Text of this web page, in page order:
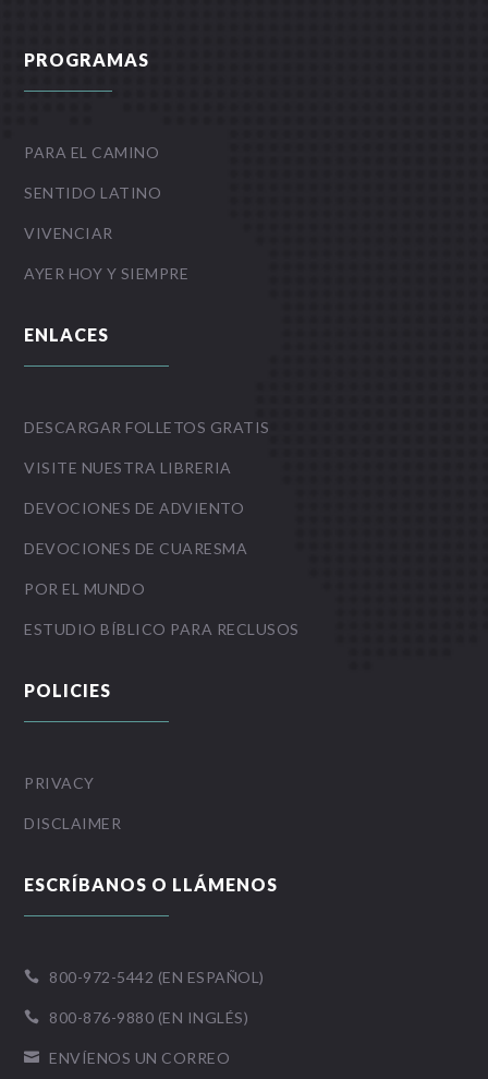
PROGRAMAS
PARA EL CAMINO
SENTIDO LATINO
VIVENCIAR
AYER HOY Y SIEMPRE
ENLACES
DESCARGAR FOLLETOS GRATIS
VISITE NUESTRA LIBRERIA
DEVOCIONES DE ADVIENTO
DEVOCIONES DE CUARESMA
POR EL MUNDO
ESTUDIO BÍBLICO PARA RECLUSOS
POLICIES
PRIVACY
DISCLAIMER
ESCRÍBANOS O LLÁMENOS
 800-972-5442 (EN ESPAÑOL)
 800-876-9880 (EN INGLÉS)
 ENVÍENOS UN CORREO